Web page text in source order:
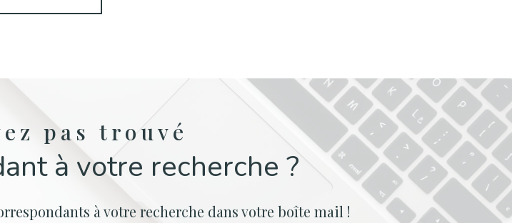
pas trouvé
à votre recherche ?
à votre recherche dans votre boîte mail !